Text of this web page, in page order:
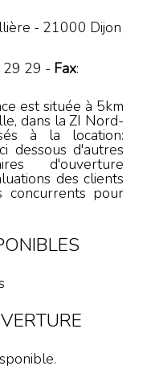
- 21000 Dijon
29 - Fax:
est située à 5km
dans la ZI Nord-
à la location:
dessous d'autres
d'ouverture
des clients
concurrents pour